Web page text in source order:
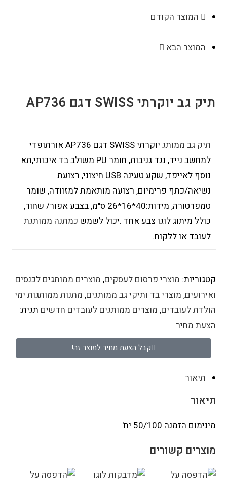
המוצר הקודם
המוצר הבא
תיק גב יוקרתי SWISS דגם AP736
תיק גב ממותג
יוקרתי SWISS דגם AP736 אורתופדי
למחשב נייד, נגד גניבות, חומר PU משולב בד איכותי,תא
נוסף לאייפד, שקע טעינה USB חיצוני, רצועת
נשיאה/כתף פרימיום, רצועה מותאמת למזוודה, שומר
טמפרטורה, מידות:40*16*26 ס"מ, בצבע אפור/ שחור,
כולל מיתוג לוגו צבע אחד .יכול לשמש כמתנה ממותגת
לעובד או ללקוח.
קטגוריות: מוצרי פרסום לעסקים, מוצרים ממותגים לכנסים
ואירועים, מוצרי בד ותיקי גב ממותגים, מתנות ממותגות ימי
הולדת לעובדים, מוצרים ממותגים לעובדים חדשים תגית:
הצעת מחיר
קבל הצעת מחיר למוצר זה!
תיאור
תיאור
מינימום הזמנה 50/100 יח'
מוצרים קשורים